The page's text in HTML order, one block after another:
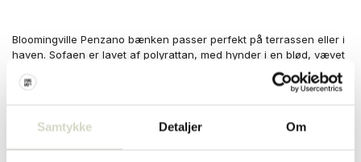
Samtykke Detaljer Om
Bloomingville Penzano bænken passer perfekt på terrassen eller i
haven. Sofaen er lavet af polyrattan, med hynder i en blød, vævet
kvalitet. Vi anbefaler at placere havemøbler i overdækkede
områder. Mål 164x70x72cm
Materiale: polyrattan, aluminium